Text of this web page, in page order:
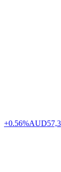
+0.56%AUD